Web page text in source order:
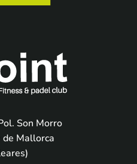
Son Morro
Mallorca